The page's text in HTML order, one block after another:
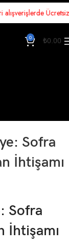
Ücretsiz
0 ₺0.00
Sofra
İhtişamı
Sofra
İhtişamı